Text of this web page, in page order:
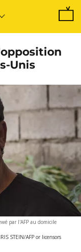
Unis
par l'AFP au domicile
STEIN/AFP or licensors